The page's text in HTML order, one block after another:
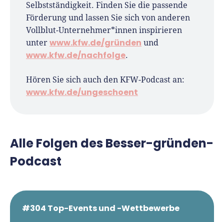
Selbstständigkeit. Finden Sie die passende
Förderung und lassen Sie sich von anderen
Vollblut-Unternehmer*innen inspirieren
unter www.kfw.de/gründen und
www.kfw.de/nachfolge.
Hören Sie sich auch den KFW-Podcast an:
www.kfw.de/ungeschoent
Alle Folgen des Besser-gründen-
Podcast
#304 Top-Events und -Wettbewerbe